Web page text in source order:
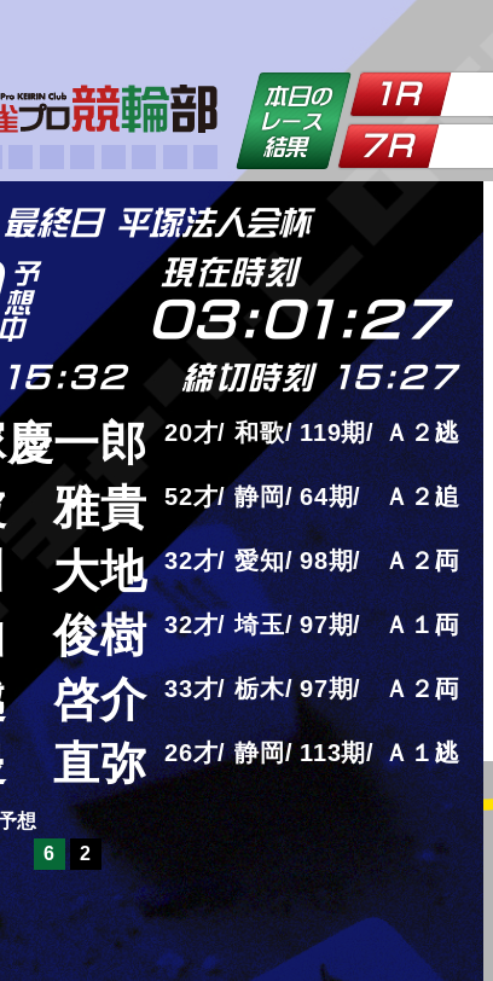
終日 平塚法人会杯
15:32 締切時刻 15:27
一郎 20 和歌 119 Ａ２逃
雅貴 52 静岡 64 Ａ２追
大地 32 愛知 98 Ａ２両
俊樹 32 埼玉 97 Ａ１両
啓介 33 栃木 97 Ａ２両
直弥 26 静岡 113 Ａ１逃
想
6 2
現在時刻
03:01:27